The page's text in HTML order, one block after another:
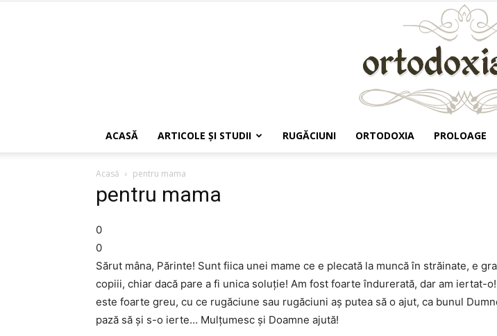
ACASĂ ARTICOLE ŞI STUDII RUGĂCIUNI ORTODOXIA PROLOAGE
Acasă pentru mama
pentru mama
0
0
Sărut mâna, Părinte! Sunt fiica unei mame ce e plecată la muncă în străinate, e
copiii, chiar dacă pare a fi unica soluţie! Am fost foarte îndurerată, dar am iertat-
este foarte greu, cu ce rugăciune sau rugăciuni aş putea să o ajut, ca bunul
pază să şi s-o ierte… Mulţumesc şi Doamne ajută!